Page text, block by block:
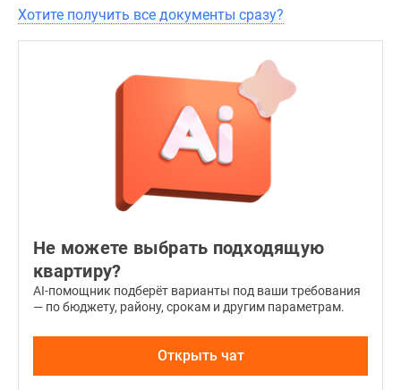
Хотите получить все документы сразу?
Не можете выбрать подходящую
квартиру?
AI-помощник подберёт варианты под ваши требования
— по бюджету, району, срокам и другим параметрам.
Открыть чат